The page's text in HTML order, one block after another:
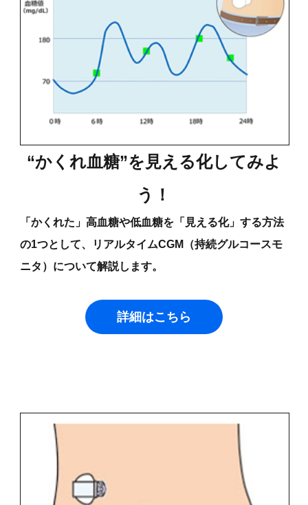
“かくれ血糖”を見える化してみよ
う！
「かくれた」高血糖や低血糖を「見える化」する方法
の1つとして、リアルタイムCGM（持続グルコースモ
ニタ）について解説します。
詳細はこちら